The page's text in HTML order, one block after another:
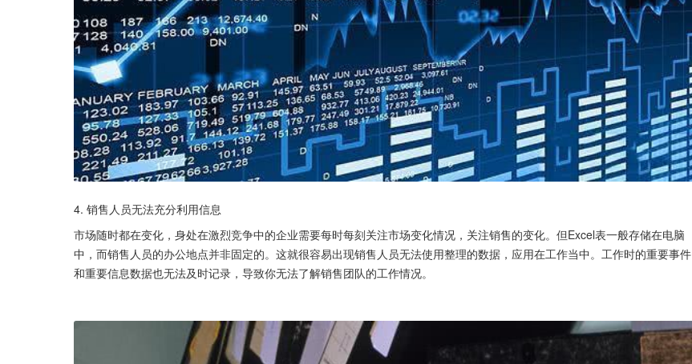
4. 销售人员无法充分利用信息
市场随时都在变化，身处在激烈竞争中的企业需要每时每刻关注市场变化情况，关注销售的变化。但Excel表一般存储在电脑
中，而销售人员的办公地点并非固定的。这就很容易出现销售人员无法使用整理的数据，应用在工作当中。工作时的重要事件
和重要信息数据也无法及时记录，导致你无法了解销售团队的工作情况。